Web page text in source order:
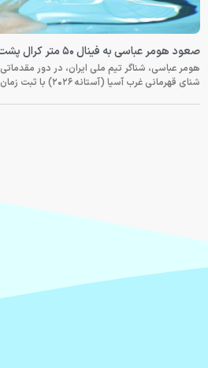
صعود هومر عباسی به فینال ۵۰ متر کرال پشت مسابقات غرب آسیا
شنای قهرمانی غرب آسیا (آستانه ۲۰۲۶) با ثبت زمان ۲۵.۶۷ ثانیه در جایگاه نخست قرار